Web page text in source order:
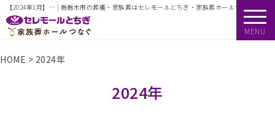
【2024年1月】… | 栃栃木市の葬儀・家族葬はセレモールとちぎ・家族葬ホールつなぐ
MENU
HOME > 2024年
2024年